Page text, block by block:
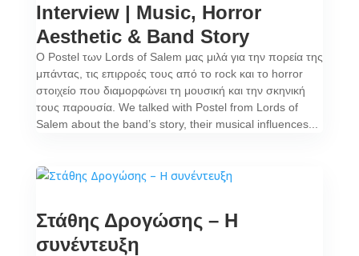
Interview | Music, Horror
Aesthetic & Band Story
Ο Postel των Lords of Salem μας μιλά για την πορεία της
μπάντας, τις επιρροές τους από το rock και το horror
στοιχείο που διαμορφώνει τη μουσική και την σκηνική
τους παρουσία. We talked with Postel from Lords of
Salem about the band’s story, their musical influences...
Στάθης Δρογώσης – Η
συνέντευξη